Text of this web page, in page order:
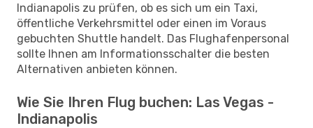
Indianapolis zu prüfen, ob es sich um ein Taxi,
öffentliche Verkehrsmittel oder einen im Voraus
gebuchten Shuttle handelt. Das Flughafenpersonal
sollte Ihnen am Informationsschalter die besten
Alternativen anbieten können.
Wie Sie Ihren Flug buchen: Las Vegas -
Indianapolis